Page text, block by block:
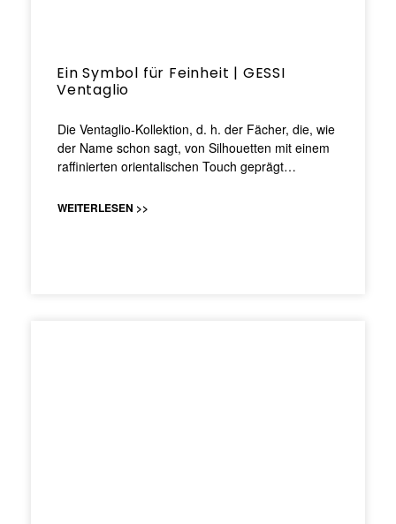
Ein Symbol für Feinheit | GESSI
Ventaglio
Die Ventaglio-Kollektion, d. h. der Fächer, die, wie
der Name schon sagt, von Silhouetten mit einem
raffinierten orientalischen Touch geprägt…
WEITERLESEN >>